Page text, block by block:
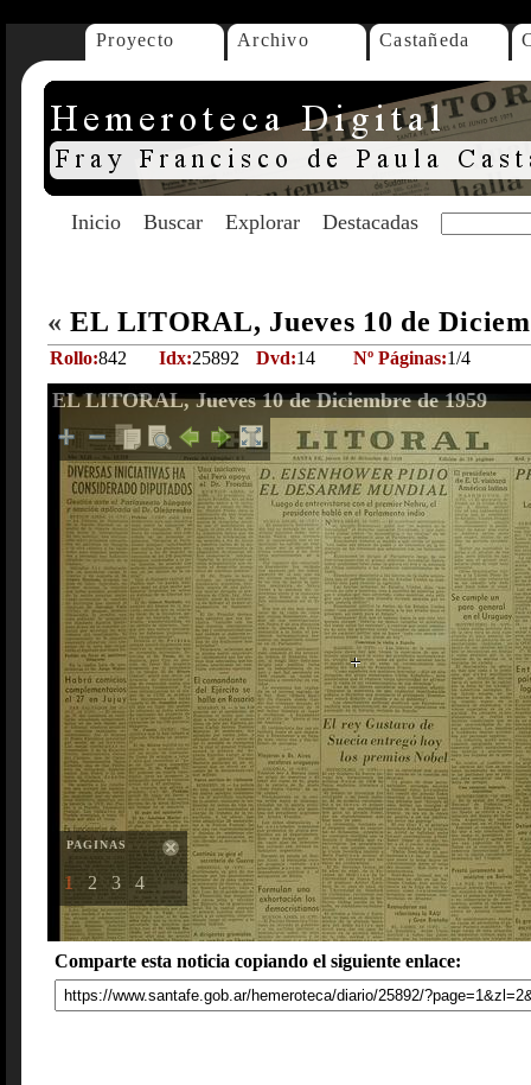
Proyecto Archivo Castañeda
Inicio Buscar Explorar Destacadas
« EL LITORAL, Jueves 10 de
Rollo:842 Idx:25892 Dvd:14 Nº Páginas:1/4
EL LITORAL, Jueves 10 de Diciembre de 1959
PAGINAS
1 2 3 4
Comparte esta noticia copiando el siguiente enlace: